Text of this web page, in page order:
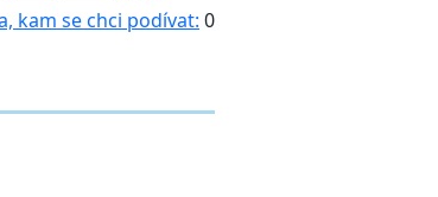
kam se chci podívat: 0